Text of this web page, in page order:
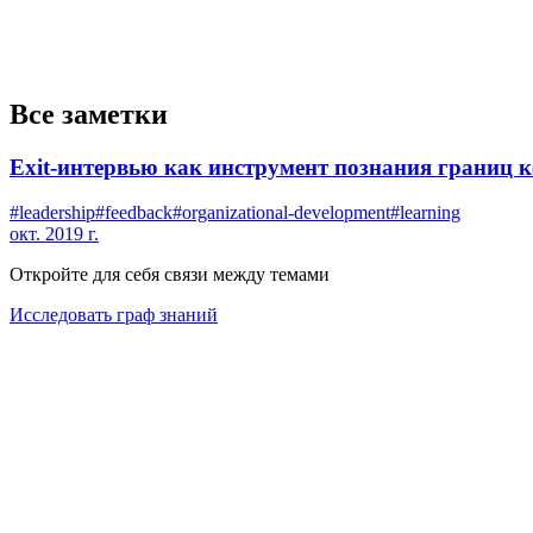
Все заметки
Exit-интервью как инструмент познания границ
#leadership#feedback#organizational-development#learning
окт. 2019 г.
Откройте для себя связи между темами
Исследовать граф знаний